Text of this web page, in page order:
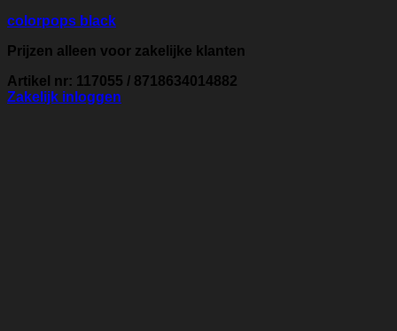
colorpops black
Prijzen alleen voor zakelijke klanten
Artikel nr: 117055 / 8718634014882
Zakelijk inloggen